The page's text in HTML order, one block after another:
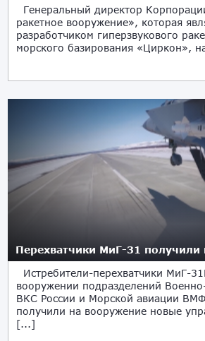
Генеральный директор
ракетное вооружение», которая
разработчиком гиперзвукового
морского базирования «Циркон»,
Перехватчики МиГ-31 получили
Истребители-перехватчики МиГ-
вооружении подразделений
ВКС России и Морской авиации
получили на вооружение новые
[...]